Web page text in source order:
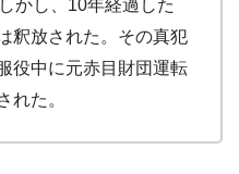
かし、10年経過した
釈放された。その真犯
役中に元赤目財団運転
れた。